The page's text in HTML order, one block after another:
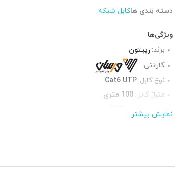
دسته بندی هاکابل شبکه
ویژگی‌ها
برند::رپیتون
گارانتی::
نوع کابل::Cat6 UTP
متراژ کابل::100 متری
جنس روکش::
نمایش بیشتر